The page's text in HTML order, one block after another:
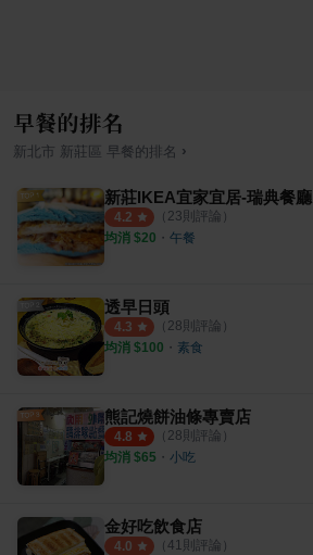
早餐的排名
新北市 新莊區 早餐的排名 ›
新莊IKEA宜家宜居-瑞典餐廳
4.2 （ 23則評論）
均消 $20 ・ 午餐
透早日頭
4.3 （ 28則評論）
均消 $100 ・ 素食
熊記燒餅油條專賣店
4.8 （ 28則評論）
均消 $65 ・ 小吃
金好吃飲食店
4.0 （ 41 則評論）